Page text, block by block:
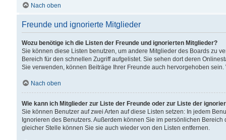
Nach oben
Freunde und ignorierte Mitglieder
Wozu benötige ich die Listen der Freunde und ignorierten Mitglieder?
Sie können diese Listen benutzen, um andere Mitglieder des Boards zu
Bereich für den schnellen Zugriff aufgelistet. Sie sehen dort deren
Sie verwenden, können Beiträge Ihrer Freunde auch hervorgehoben
Nach oben
Wie kann ich Mitglieder zur Liste der Freunde oder zur Liste der
Sie können Benutzer auf zwei Arten auf diese Listen setzen: In jedem
Ignorieren des Benutzers. Außerdem können Sie im persönlichen
gleicher Stelle können Sie sie auch wieder von den Listen entfernen.